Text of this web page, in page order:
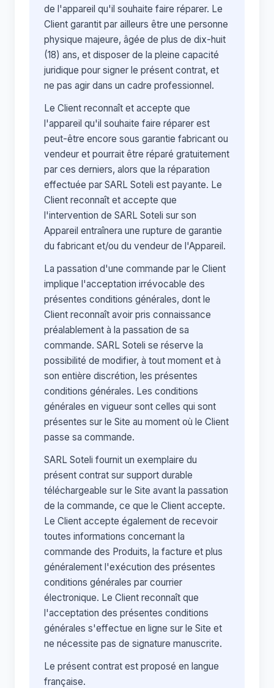
de l'appareil qu'il souhaite faire réparer. Le
Client garantit par ailleurs être une personne
physique majeure, âgée de plus de dix-huit
(18) ans, et disposer de la pleine capacité
juridique pour signer le présent contrat, et
ne pas agir dans un cadre professionnel.
Le Client reconnaît et accepte que
l'appareil qu'il souhaite faire réparer est
peut-être encore sous garantie fabricant ou
vendeur et pourrait être réparé gratuitement
par ces derniers, alors que la réparation
effectuée par SARL Soteli est payante. Le
Client reconnaît et accepte que
l'intervention de SARL Soteli sur son
Appareil entraînera une rupture de garantie
du fabricant et/ou du vendeur de l'Appareil.
La passation d'une commande par le Client
implique l'acceptation irrévocable des
présentes conditions générales, dont le
Client reconnaît avoir pris connaissance
préalablement à la passation de sa
commande. SARL Soteli se réserve la
possibilité de modifier, à tout moment et à
son entière discrétion, les présentes
conditions générales. Les conditions
générales en vigueur sont celles qui sont
présentes sur le Site au moment où le Client
passe sa commande.
SARL Soteli fournit un exemplaire du
présent contrat sur support durable
téléchargeable sur le Site avant la passation
de la commande, ce que le Client accepte.
Le Client accepte également de recevoir
toutes informations concernant la
commande des Produits, la facture et plus
généralement l'exécution des présentes
conditions générales par courrier
électronique. Le Client reconnaît que
l'acceptation des présentes conditions
générales s'effectue en ligne sur le Site et
ne nécessite pas de signature manuscrite.
Le présent contrat est proposé en langue
française.